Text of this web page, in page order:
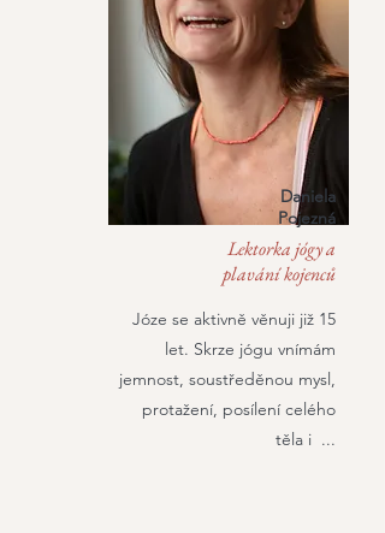
Daniela
Pojezná
Lektorka jógy a
plavání kojenců
Józe se aktivně věnuji již 15
let. Skrze jógu vnímám
jemnost, soustředěnou mysl,
protažení, posílení celého
těla i ...